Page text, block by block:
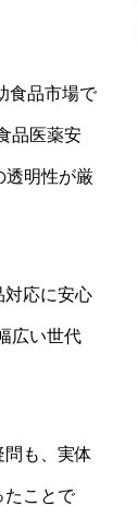
食品市場で
品医薬安
透明性が厳
対応に安心
広い世代
問も、実体
たことで